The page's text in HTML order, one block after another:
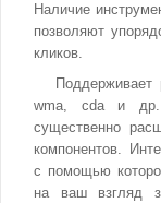
Наличие
позволяют
кликов.
wma, cda и др.
существенно
компонентов.
с помощью
на ваш взгляд